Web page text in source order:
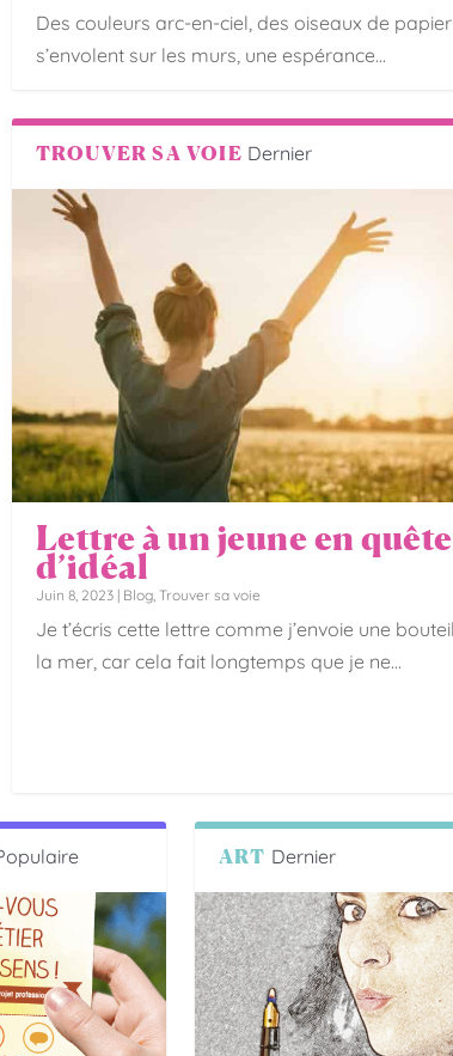
Des couleurs arc-en-ciel, des oiseaux de
s’envolent sur les murs, une espérance...
TROUVER SA VOIE Dernier
Lettre à un jeune en quête
d’idéal
Juin 8, 2023| Blog, Trouver sa voie
Je t’écris cette lettre comme j’envoie une
la mer, car cela fait longtemps que je ne...
ART Dernier